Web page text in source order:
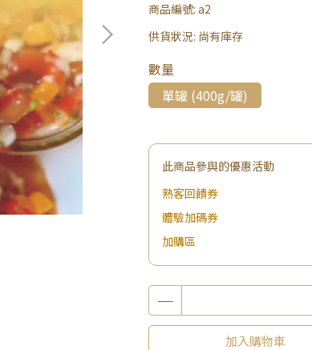
商品編號: a2
供貨狀況: 尚有庫存
數量
單罐 (400g/罐)
此商品參與的優惠活動
熟客回饋券
體驗加碼券
加購區
加入購物車